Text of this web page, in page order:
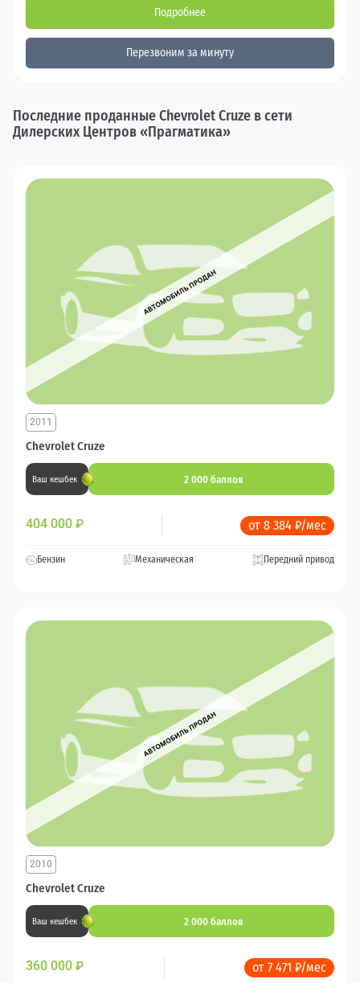
Подробнее
Перезвоним за минуту
Последние проданные Chevrolet Cruze в сети
Дилерских Центров «Прагматика»
Chevrolet Cruze
2011
Ваш кешбек 2 000 баллов
404 000 ₽ от 8 384 ₽/мес
Бензин Механическая Передний привод
Chevrolet Cruze
2010
Ваш кешбек 2 000 баллов
360 000 ₽ от 7 471 ₽/мес